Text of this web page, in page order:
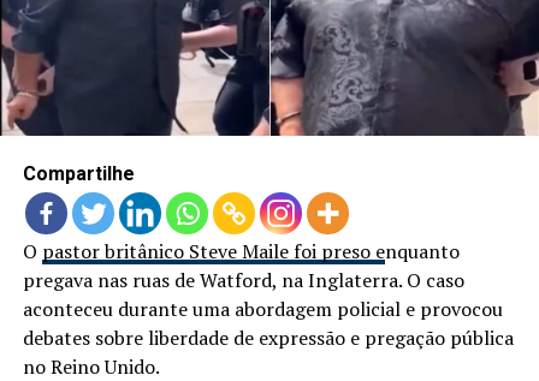
Compartilhe
O pastor britânico Steve Maile foi preso enquanto
pregava nas ruas de Watford, na Inglaterra. O caso
aconteceu durante uma abordagem policial e provocou
debates sobre liberdade de expressão e pregação pública
no Reino Unido.